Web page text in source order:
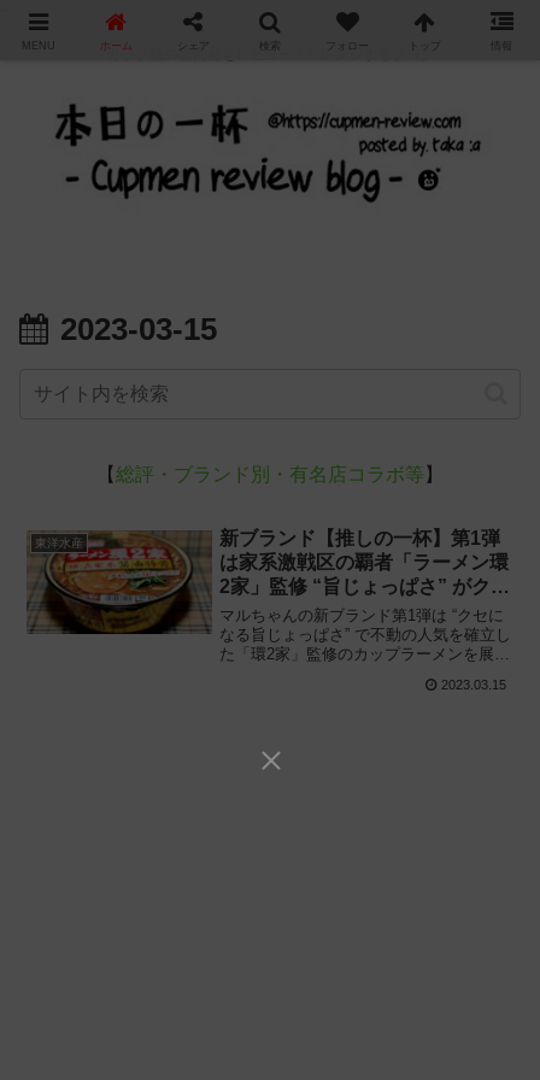
カップ麺の新商品をレビュー / アレンジするブログ
2023-03-15
【総評・ブランド別・有名店コラボ等 】
東洋水産
新ブランド【推しの一杯】第1弾
は家系激戦区の覇者「ラーメン環
2家」監修 “旨じょっぱさ” がクセ
になるカップ麺!!
マルちゃんの新ブランド第1弾は “クセに
なる旨じょっぱさ” で不動の人気を確立し
た「環2家」監修のカップラーメンを展
家（かんにや）横浜家系醤油豚骨」を食
2023.03.15
MENU ホーム シェア 検索 フォロー トップ 情報